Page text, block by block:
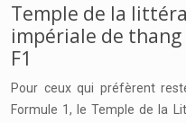
Temple de la
impériale de thang
F1
Pour ceux qui préfèrent
Formule 1, le Temple de la